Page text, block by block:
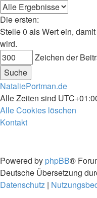
Die ersten:
Stelle 0 als Wert ein,
wird.
Zeichen der
NataliePortman.de
Alle Zeiten sind
Alle Cookies löschen
Kontakt
Powered by phpBB®
Deutsche Übersetzung
Datenschutz |